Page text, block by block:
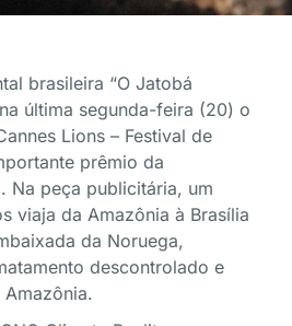
brasileira “O Jatobá
última segunda-feira (20) o
Lions – Festival de
prêmio da
Na peça publicitária, um
viaja da Amazônia à Brasília
da Noruega,
descontrolado e